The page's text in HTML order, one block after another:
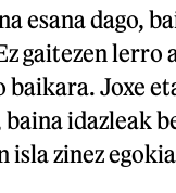
esana dago,
gaitezen lerro
Joxe
idazleak
isla zinez